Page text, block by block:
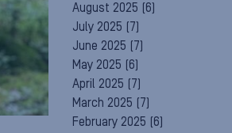
August 2025 (6)
July 2025 (7)
June 2025 (7)
May 2025 (6)
April 2025 (7)
March 2025 (7)
February 2025 (6)